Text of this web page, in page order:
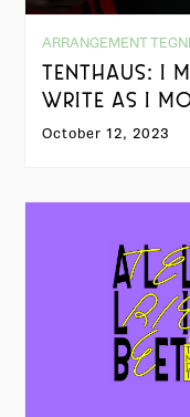
ARRANGEMENT
TENTHAUS: I
WRITE AS I
October 12, 2023